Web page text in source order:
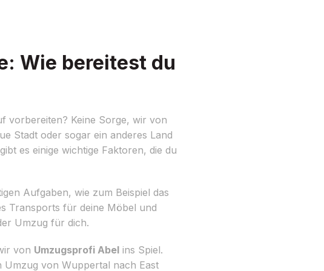
Wie bereitest du
vorbereiten? Keine Sorge, wir von
Stadt oder sogar ein anderes Land
es einige wichtige Faktoren, die du
Aufgaben, wie zum Beispiel das
Transports für deine Möbel und
Umzug für dich.
von Umzugsprofi Abel ins Spiel.
von Wuppertal nach East